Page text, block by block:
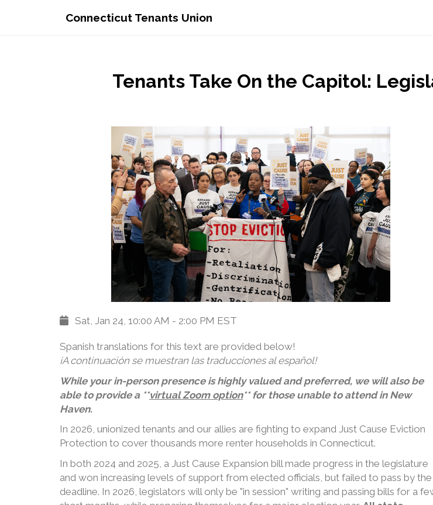
Connecticut Tenants Union
Tenants Take On the Capitol:
Sat, Jan 24, 10:00 AM - 2:00 PM EST
Spanish translations for this text are provided below!
¡A continuación se muestran las traducciones al español!
While your in-person presence is highly valued and preferred, we will also be
able to provide a **virtual Zoom option** for those unable to attend in New
Haven.
In 2026, unionized tenants and our allies are fighting to expand Just Cause Eviction
Protection to cover thousands more renter households in Connecticut.
In both 2024 and 2025, a Just Cause Expansion bill made progress in the legislature
and won increasing levels of support from elected officials, but failed to pass by the
deadline. In 2026, legislators will only be "in session" writing and passing bills for a